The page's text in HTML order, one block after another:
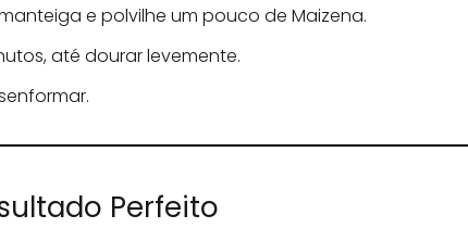
e polvilhe um pouco de Maizena.
até dourar levemente.
Perfeito